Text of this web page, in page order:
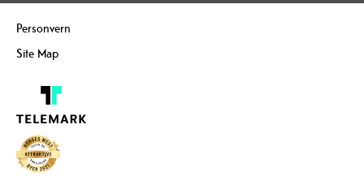
Personvern
Site Map